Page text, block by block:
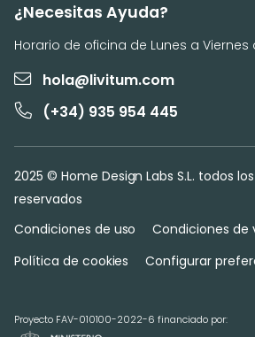
¿Necesitas Ayuda?
Horario de oficina de Lunes a Viernes
hola@livitum.com
(+34) 935 954 445
2025 © Home Design Labs S.L. todos
reservados
Condiciones de uso
Condiciones de
Política de cookies
Configurar
Proyecto FAV-010100-2022-6 financiado por: